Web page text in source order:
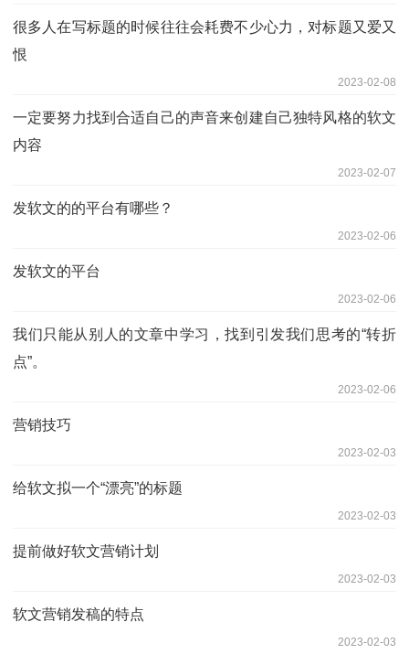
很多人在写标题的时候往往会耗费不少心力，对标题又爱又
恨
2023-02-08
一定要努力找到合适自己的声音来创建自己独特风格的软文
内容
2023-02-07
发软文的的平台有哪些？
2023-02-06
发软文的平台
2023-02-06
我们只能从别人的文章中学习，找到引发我们思考的“转折
点”。
2023-02-06
营销技巧
2023-02-03
给软文拟一个“漂亮”的标题
2023-02-03
提前做好软文营销计划
2023-02-03
软文营销发稿的特点
2023-02-03